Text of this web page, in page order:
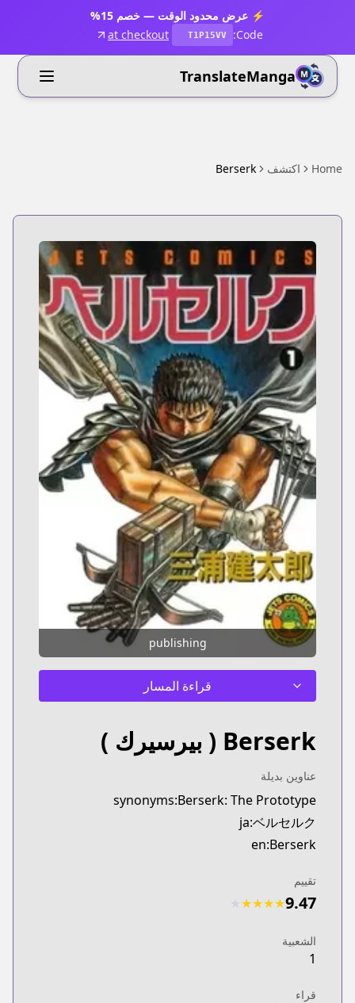
⚡ عرض محدود الوقت — خصم 15%
Code:
T1P15VV
at checkout
TranslateManga
Home اكتشف Berserk
publishing
قراءة المسار
Berserk ( بيرسيرك )
عناوين بديلة
synonyms:Berserk: The Prototype
ja:ベルセルク
en:Berserk
تقييم
9.47
★
★
★
★
الشعبية
1
قراء